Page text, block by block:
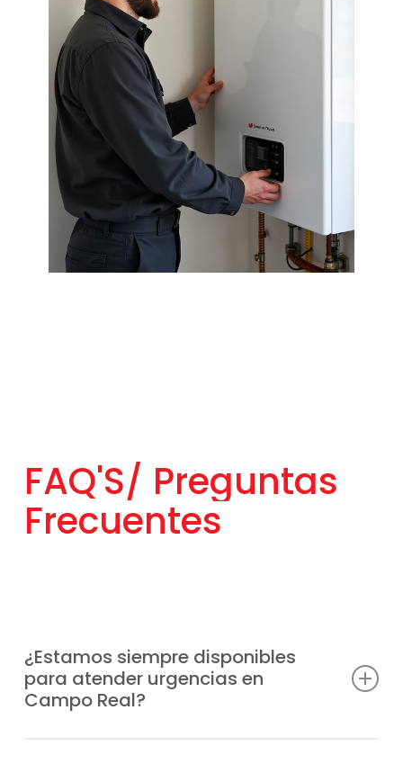
FAQ'S/ Preguntas
Frecuentes
¿Estamos siempre disponibles
para atender urgencias en
Campo Real?